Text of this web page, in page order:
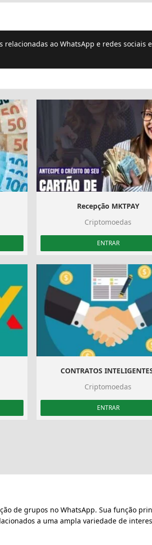
ao WhatsApp e redes sociais e
Recepção MKTPAY
Criptomoedas
ENTRAR
CONTRATOS
Criptomoedas
ENTRAR
de grupos no WhatsApp. Sua função
a uma ampla variedade de